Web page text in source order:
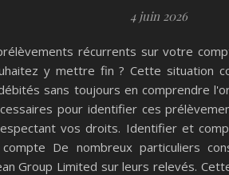
4 juin 2026
récurrents sur votre
y mettre fin ? Cette situation
sans toujours en comprendre
pour identifier ces
vos droits. Identifier et
De nombreux particuliers
Group Limited sur leurs relevés.